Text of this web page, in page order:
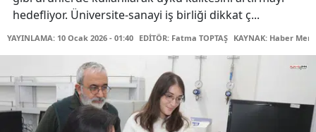
hedefliyor. Üniversite-sanayi iş birliği dikkat ç...
YAYINLAMA: 10 Ocak 2026 - 01:40 EDİTÖR: Fatma TOPTAŞ KAYNAK: Haber